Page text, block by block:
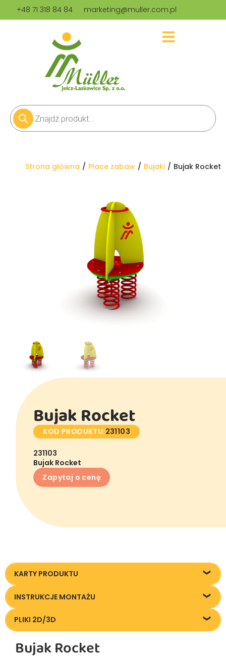
+48 71 318 84 84 marketing@muller.com.pl
Jesteś tutaj:
Strona główna Place zabaw Bujaki Bujak Rocket
Bujak Rocket
KOD PRODUKTU:231103
231103
Bujak Rocket
Zapytaj o cenę
KARTY PRODUKTU
23110-3_Bujak-Rocket_KT20240228
INSTRUKCJE MONTAŻU
Instrukcja montażu
PLIKI 2D/3D
Pliki DXF/DWG 23110/3
Bujak Rocket